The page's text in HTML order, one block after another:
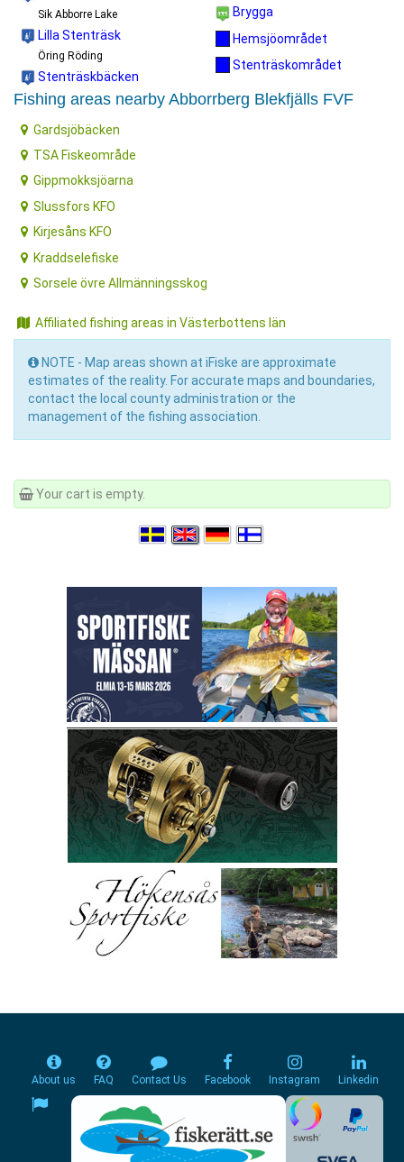
Sik Abborre Lake
Lilla Stenträsk
Öring Röding
Stenträskbäcken
Brygga
Hemsjöområdet
Stenträskområdet
Fishing areas nearby Abborrberg Blekfjälls FVF
Gardsjöbäcken
TSA Fiskeområde
Gippmokksjöarna
Slussfors KFO
Kirjesåns KFO
Kraddselefiske
Sorsele övre Allmänningsskog
Affiliated fishing areas in Västerbottens län
NOTE - Map areas shown at iFiske are approximate
estimates of the reality. For accurate maps and boundaries,
contact the local county administration or the
management of the fishing association.
Your cart is empty.
About us FAQ Contact Us Facebook Instagram Linkedin